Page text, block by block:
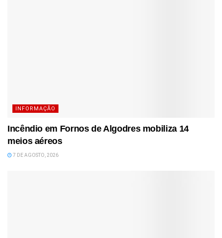
INFORMAÇÃO
Incêndio em Fornos de Algodres mobiliza 14
meios aéreos
7 DE AGOSTO, 2026